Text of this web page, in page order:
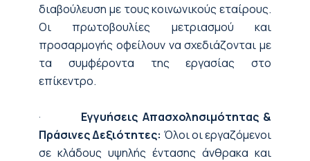
διαβούλευση με τους κοινωνικούς εταίρους.
Οι πρωτοβουλίες μετριασμού και
προσαρμογής οφείλουν να σχεδιάζονται με
τα συμφέροντα της εργασίας στο
επίκεντρο.
· Εγγυήσεις Απασχολησιμότητας &
Πράσινες Δεξιότητες: Όλοι οι εργαζόμενοι
σε κλάδους υψηλής έντασης άνθρακα και